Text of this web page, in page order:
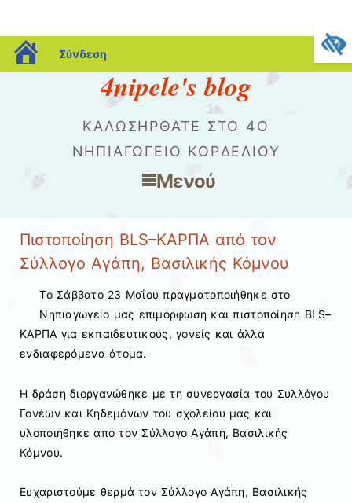
blogs.sch.gr
Σύνδεση
4nipele's blog
ΚΑΛΩΣΗΡΘΑΤΕ ΣΤΟ 4Ο
ΝΗΠΙΑΓΩΓΕΙΟ ΚΟΡΔΕΛΙΟΥ
Μενού
Πιστοποίηση BLS–ΚΑΡΠΑ από τον
Σύλλογο Αγάπη, Βασιλικής Κόμνου
Το Σάββατο 23 Μαΐου πραγματοποιήθηκε στο
Νηπιαγωγείο μας επιμόρφωση και πιστοποίηση BLS–
ΚΑΡΠΑ για εκπαιδευτικούς, γονείς και άλλα
ενδιαφερόμενα άτομα.
Η δράση διοργανώθηκε με τη συνεργασία του Συλλόγου
Γονέων και Κηδεμόνων του σχολείου μας και
υλοποιήθηκε από τον Σύλλογο Αγάπη, Βασιλικής
Κόμνου.
Ευχαριστούμε θερμά τον Σύλλογο Αγάπη, Βασιλικής